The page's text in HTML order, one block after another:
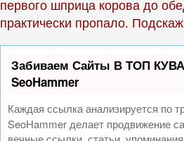
первого шприца корова до
практически пропало.
Забиваем Сайты В ТОП
SeoHammer
Каждая ссылка анализируется по
SeoHammer делает продвижение